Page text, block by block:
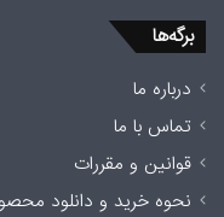
برگه‌ها
درباره ما
تماس با ما
قوانین و مقررات
نحوه خرید و دانلود